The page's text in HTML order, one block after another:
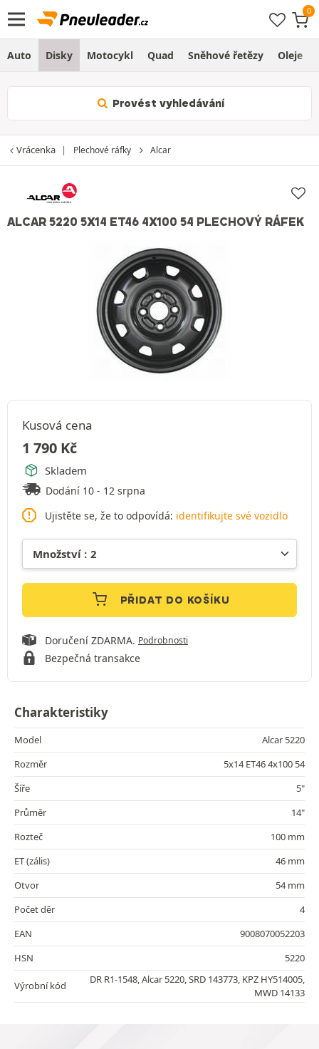
Auto Disky Motocykl Quad Sněhové řetězy Oleje
Provést vyhledávání
Vrácenka Plechové ráfky Alcar
ALCAR 5220 5X14 ET46 4X100 54 PLECHOVÝ RÁFEK
Kusová cena
1 790 Kč
Skladem
Dodání 10 - 12 srpna
Ujistěte se, že to odpovídá: identifikujte své vozidlo
PŘIDAT DO KOŠÍKU
Doručení ZDARMA. Podrobnosti
Bezpečná transakce
Charakteristiky
Model
Alcar 5220
Rozměr
5x14 ET46 4x100 54
Šíře
5"
Průměr
14"
Rozteč
100 mm
ET (zális)
46 mm
Otvor
54 mm
Počet děr
4
EAN
9008070052203
HSN
5220
Výrobní kód
DR R1-1548, Alcar 5220, SRD 143773, KPZ HY514005,
MWD 14133